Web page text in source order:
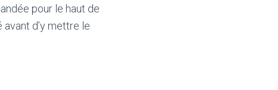
pour le haut de
d’y mettre le